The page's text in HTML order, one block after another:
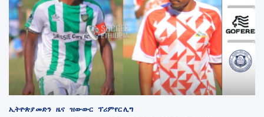
ኢትዮጵያ መድን ዜና ዝውውር ፕሪምየር ሊግ